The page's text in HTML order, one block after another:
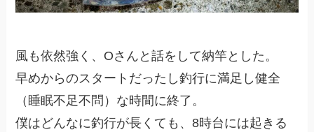
風も依然強く、Oさんと話をして納竿とした。
早めからのスタートだったし釣行に満足し健全
（睡眠不足不問）な時間に終了。
僕はどんなに釣行が長くても、8時台には起きる